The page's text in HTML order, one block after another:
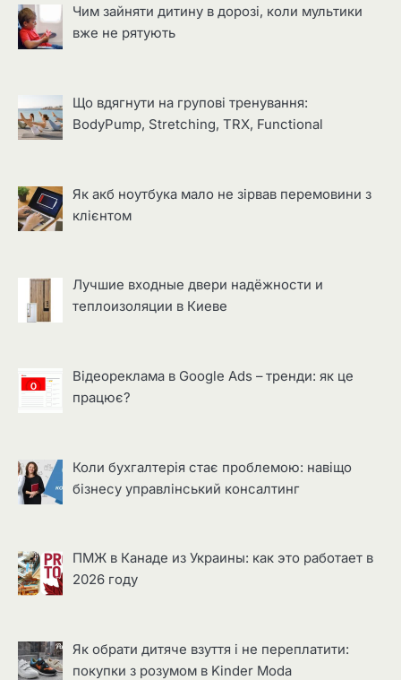
Чим зайняти дитину в дорозі, коли мультики
вже не рятують
Що вдягнути на групові тренування:
BodyPump, Stretching, TRX, Functional
Як акб ноутбука мало не зірвав перемовини з
клієнтом
Лучшие входные двери надёжности и
теплоизоляции в Киеве
Відеореклама в Google Ads – тренди: як це
працює?
Коли бухгалтерія стає проблемою: навіщо
бізнесу управлінський консалтинг
ПМЖ в Канаде из Украины: как это работает в
2026 году
Як обрати дитяче взуття і не переплатити:
покупки з розумом в Kinder Moda